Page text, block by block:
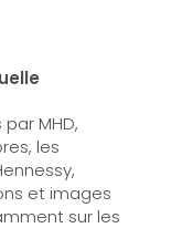
MHD,
les
et images
sur les